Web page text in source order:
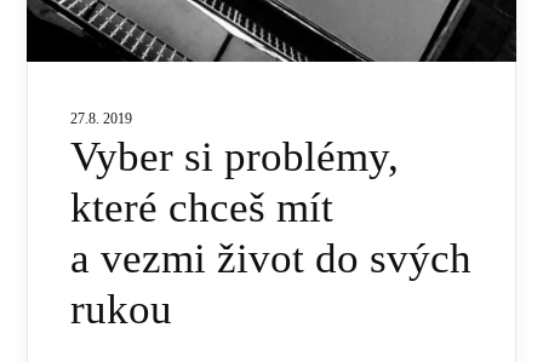
27.8. 2019
Vyber si problémy,
které chceš mít
a vezmi život do svých
rukou